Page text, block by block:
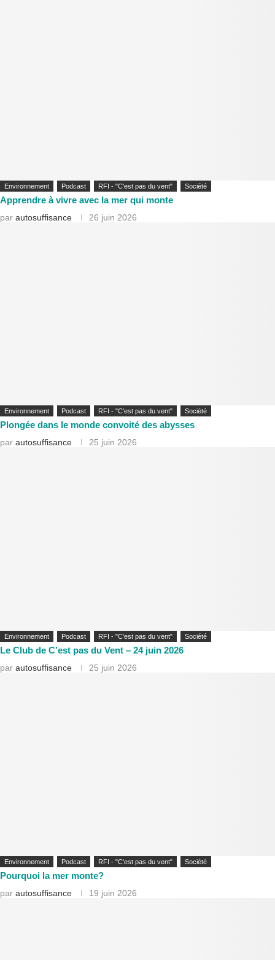
Environnement Podcast RFI - "C'est pas du vent" Société
Apprendre à vivre avec la mer qui monte
par autosuffisance 26 juin 2026
Environnement Podcast RFI - "C'est pas du vent" Société
Plongée dans le monde convoité des abysses
par autosuffisance 25 juin 2026
Environnement Podcast RFI - "C'est pas du vent" Société
Le Club de C’est pas du Vent – 24 juin 2026
par autosuffisance 25 juin 2026
Environnement Podcast RFI - "C'est pas du vent" Société
Pourquoi la mer monte?
par autosuffisance 19 juin 2026